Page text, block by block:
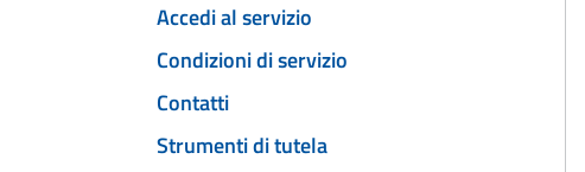
Accedi al servizio
Condizioni di servizio
Contatti
Strumenti di tutela